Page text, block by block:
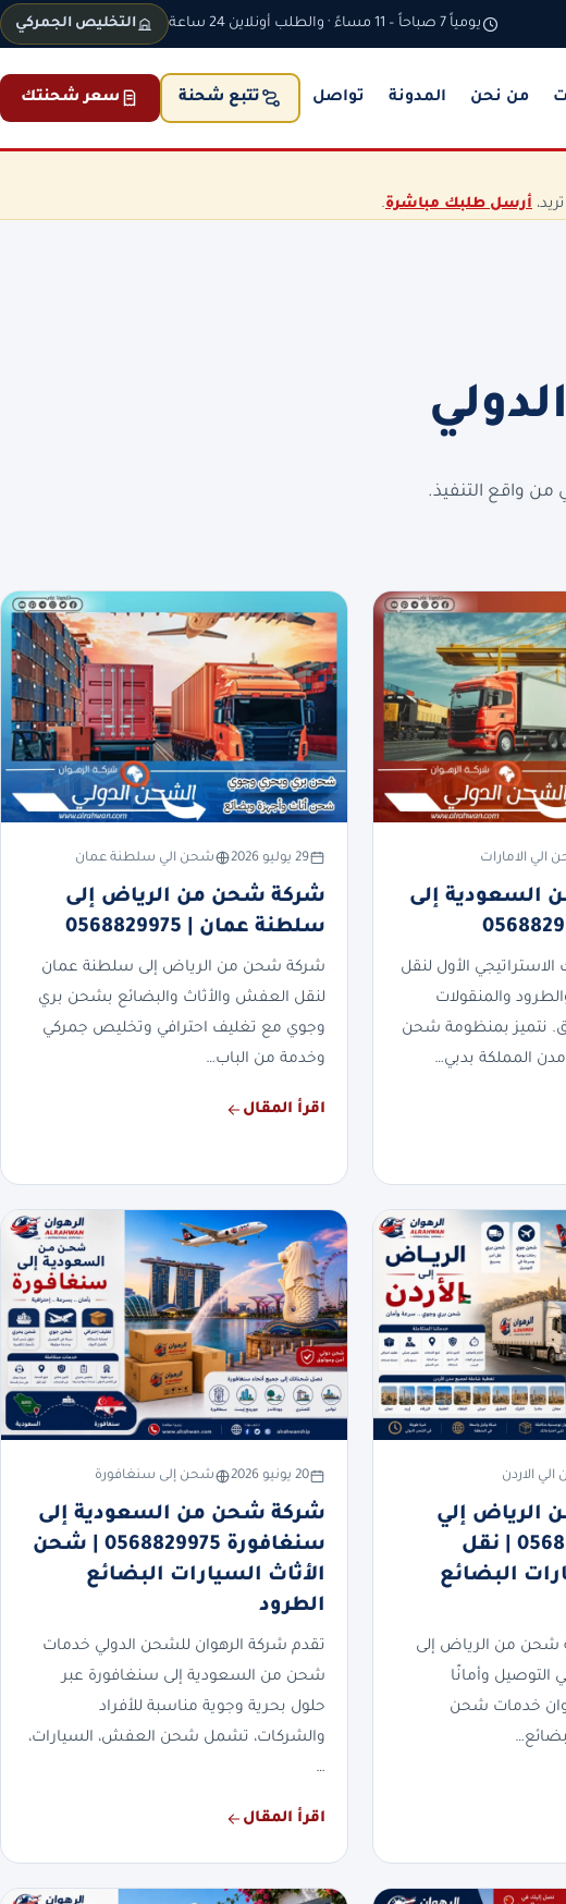
يومياً 7 صباحاً – 11 مساءً · والطلب أونلاين 24 ساعة التخليص الجمركي
من نحن المدونة تواصل تتبع شحنة سعر شحنتك
أرسل طلبك مباشرة.
من واقع التنفيذ.
الي الامارات
إلى
الأول لنقل
والمنقولات
نتميز بمنظومة شحن
المملكة بدبي…
29 يوليو 2026 شحن الي سلطنة عمان
شركة شحن من الرياض إلى
سلطنة عمان | 0568829975
شركة شحن من الرياض إلى سلطنة عمان
لنقل العفش والأثاث والبضائع بشحن بري
وجوي مع تغليف احترافي وتخليص جمركي
وخدمة من الباب…
اقرأ المقال
الاردن
إلي
الأردن 0568829975 | نقل
البضائع
من الرياض إلى
التوصيل وأمانًا
خدمات شحن
20 يونيو 2026 شحن إلى سنغافورة
شركة شحن من السعودية إلى
سنغافورة 0568829975 | شحن
الأثاث السيارات البضائع
الطرود
تقدم شركة الرهوان للشحن الدولي خدمات
شحن من السعودية إلى سنغافورة عبر
حلول بحرية وجوية مناسبة للأفراد
والشركات، تشمل شحن العفش، السيارات،
…
اقرأ المقال